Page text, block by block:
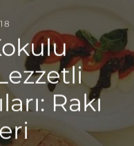
Rakı